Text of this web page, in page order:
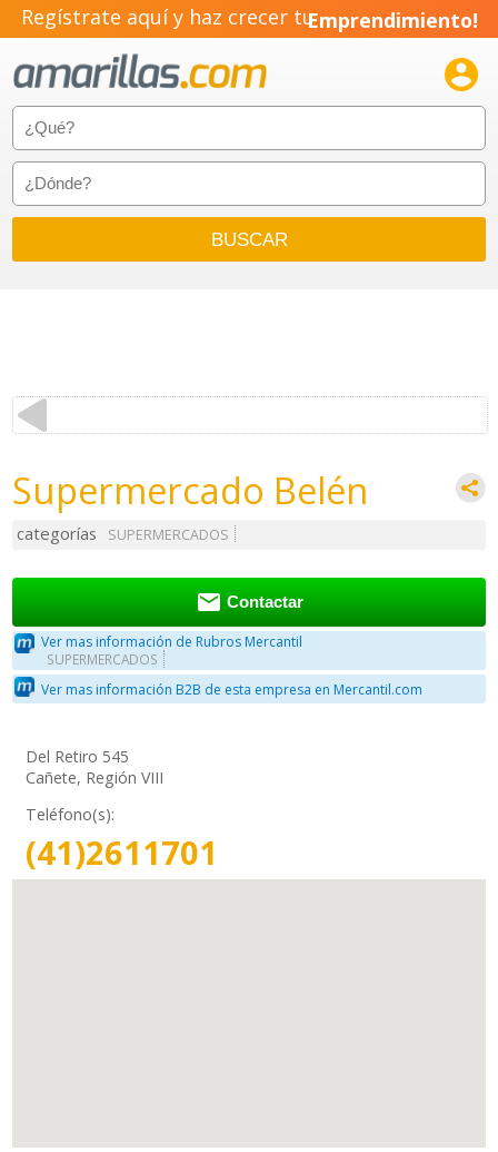
Regístrate aquí y haz crecer tuEmprendimiento!

Supermercado Belén
categorías SUPERMERCADOS
 Contactar
Ver mas información de Rubros Mercantil
SUPERMERCADOS
Ver mas información B2B de esta empresa en Mercantil.com
Del Retiro 545
Cañete, Región VIII
Teléfono(s):
(41)2611701